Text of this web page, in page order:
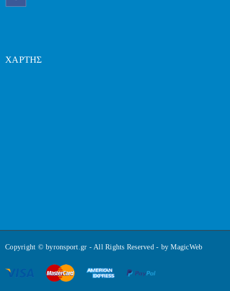
ΧΑΡΤΗΣ
Copyright © byronsport.gr - All Rights Reserved - byMagicWeb